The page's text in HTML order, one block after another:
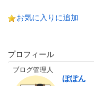
お気に入りに追加
プロフィール
ブログ管理人
ぽぽん